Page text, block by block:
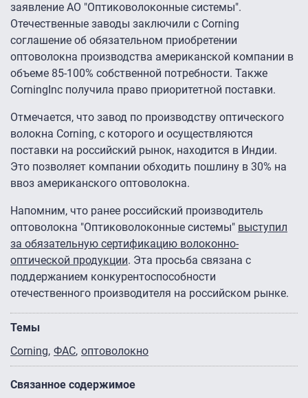
заявление АО "Оптиковолоконные системы".
Отечественные заводы заключили с Corning
соглашение об обязательном приобретении
оптоволокна производства американской компании в
объеме 85-100% собственной потребности. Также
CorningInc получила право приоритетной поставки.
Отмечается, что завод по производству оптического
волокна Corning, с которого и осуществляются
поставки на российский рынок, находится в Индии.
Это позволяет компании обходить пошлину в 30% на
ввоз американского оптоволокна.
Напомним, что ранее российский производитель
оптоволокна "Оптиковолоконные системы" выступил
за обязательную сертификацию волоконно-
оптической продукции. Эта просьба связана с
поддержанием конкурентоспособности
отечественного производителя на российском рынке.
Темы
Corning ФАС оптоволокно
Связанное содержимое